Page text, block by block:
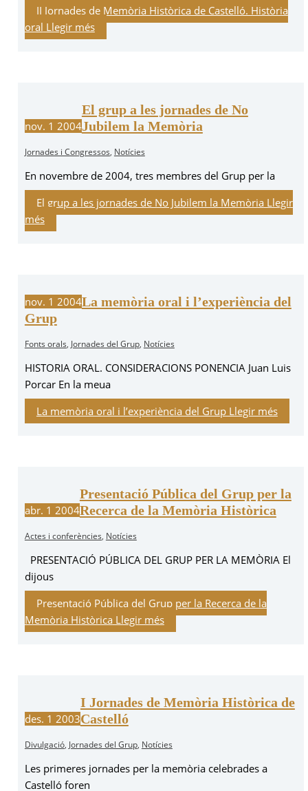
II Jornades de Memòria Històrica de Castelló. Història
oral Llegir més
nov. 1 2004
El grup a les jornades de No
Jubilem la Memòria
Jornades i Congressos Notícies
En novembre de 2004, tres membres del Grup per la
El grup a les jornades de No Jubilem la MemòriaLlegir
més
nov. 1 2004La memòria oral i l’experiència del
Grup
Fonts orals Jornades del Grup, Notícies
HISTORIA ORAL. CONSIDERACIONS PONENCIA Juan Luis
Porcar En la meua
La memòria oral i l’experiència del GrupLlegir més
abr. 1 2004
Presentació Pública del Grup per la
Recerca de la Memòria Històrica
Actes i conferències Notícies
PRESENTACIÓ PÚBLICA DEL GRUP PER LA MEMÒRIA El
dijous
Presentació Pública del Grup per la Recerca de la
Memòria HistòricaLlegir més
des. 1 2003
I Jornades de Memòria Històrica de
Castelló
Divulgació, Jornades del Grup, Notícies
Les primeres jornades per la memòria celebrades a
Castelló foren